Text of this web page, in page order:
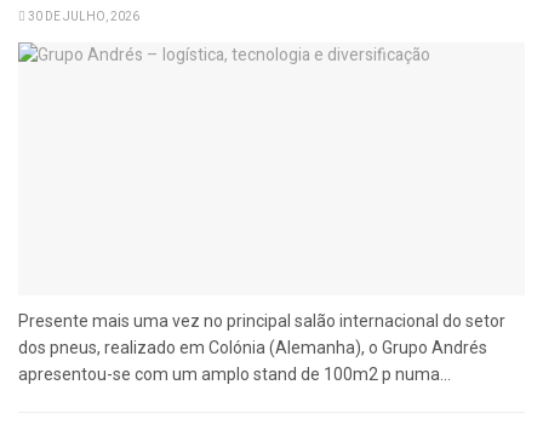
30 DE JULHO, 2026
Presente mais uma vez no principal salão internacional do setor
dos pneus, realizado em Colónia (Alemanha), o Grupo Andrés
apresentou-se com um amplo stand de 100m2 p numa...